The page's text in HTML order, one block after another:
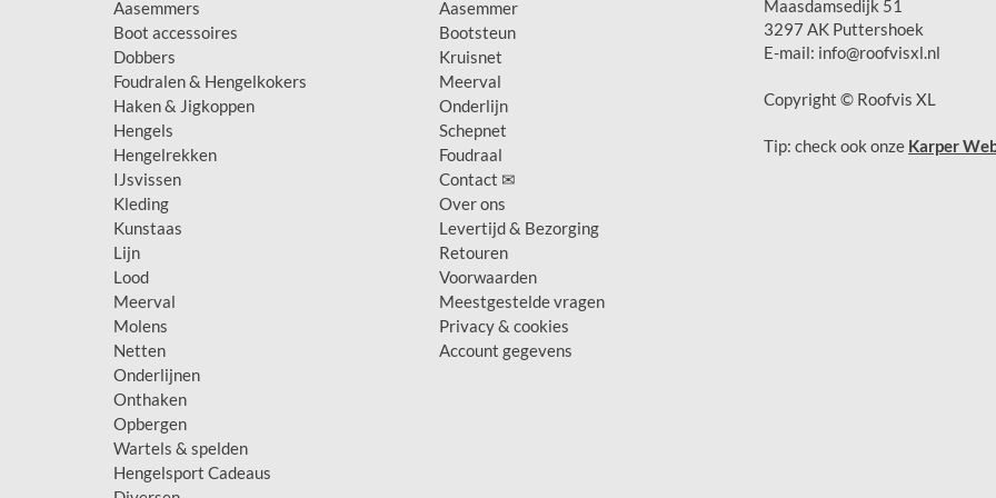
Aasemmers
Boot accessoires
Dobbers
Foudralen & Hengelkokers
Haken & Jigkoppen
Hengels
Hengelrekken
IJsvissen
Kleding
Kunstaas
Lijn
Lood
Meerval
Molens
Netten
Onderlijnen
Onthaken
Opbergen
Wartels & spelden
Hengelsport Cadeaus
Aasemmer
Bootsteun
Kruisnet
Meerval
Onderlijn
Schepnet
Foudraal
Contact ✉
Over ons
Levertijd & Bezorging
Retouren
Voorwaarden
Meestgestelde vragen
Privacy & cookies
Account gegevens
Maasdamsedijk 51
3297 AK Puttershoek
E-mail: info@roofvisxl.nl
Copyright © Roofvis XL
Tip: check ook onze Karper